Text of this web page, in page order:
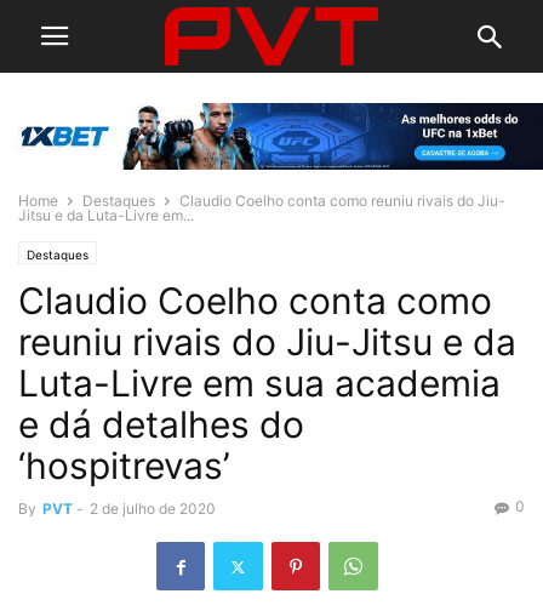
Home Destaques
Claudio Coelho conta como reuniu rivais do Jiu-
Jitsu e da Luta-Livre em...
Destaques
Claudio Coelho conta como
reuniu rivais do Jiu-Jitsu e da
Luta-Livre em sua academia
e dá detalhes do
‘hospitrevas’
By PVT - 2 de julho de 2020 0